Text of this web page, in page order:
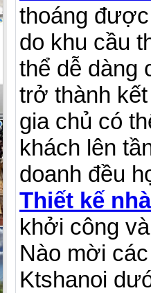
thoáng
do khu cầu
thể dễ dàng
trở thành
gia chủ có
khách lên
doanh đều
Thiết kế
khởi công
Nào mời
Ktshanoi